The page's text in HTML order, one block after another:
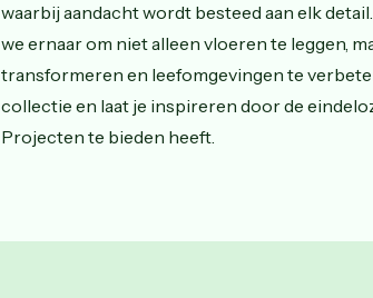
waarbij aandacht wordt besteed aan elk
we ernaar om niet alleen vloeren te leggen,
transformeren en leefomgevingen te
collectie en laat je inspireren door de
Projecten te bieden heeft.